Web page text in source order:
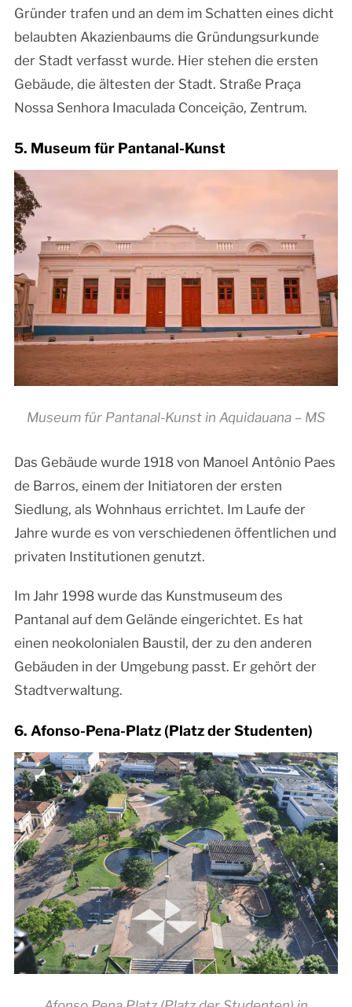
Gründer trafen und an dem im Schatten eines dicht
belaubten Akazienbaums die Gründungsurkunde
der Stadt verfasst wurde. Hier stehen die ersten
Gebäude, die ältesten der Stadt. Straße Praça
Nossa Senhora Imaculada Conceição, Zentrum.
5. Museum für Pantanal-Kunst
Museum für Pantanal-Kunst in Aquidauana – MS
Das Gebäude wurde 1918 von Manoel Antônio Paes
de Barros, einem der Initiatoren der ersten
Siedlung, als Wohnhaus errichtet. Im Laufe der
Jahre wurde es von verschiedenen öffentlichen und
privaten Institutionen genutzt.
Im Jahr 1998 wurde das Kunstmuseum des
Pantanal auf dem Gelände eingerichtet. Es hat
einen neokolonialen Baustil, der zu den anderen
Gebäuden in der Umgebung passt. Er gehört der
Stadtverwaltung.
6. Afonso-Pena-Platz (Platz der Studenten)